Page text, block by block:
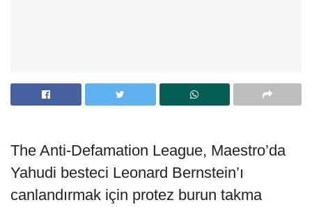
The Anti-Defamation League, Maestro’da
Yahudi besteci Leonard Bernstein’ı
canlandırmak için protez burun takma